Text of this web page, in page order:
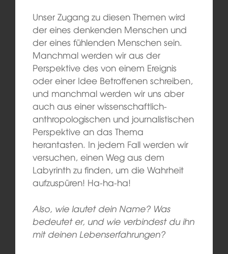
Unser Zugang zu diesen Themen wird
der eines denkenden Menschen und
der eines fühlenden Menschen sein.
Manchmal werden wir aus der
Perspektive des von einem Ereignis
oder einer Idee Betroffenen schreiben,
und manchmal werden wir uns aber
auch aus einer wissenschaftlich-
anthropologischen und journalistischen
Perspektive an das Thema
herantasten. In jedem Fall werden wir
versuchen, einen Weg aus dem
Labyrinth zu finden, um die Wahrheit
aufzuspüren! Ha-ha-ha!
Also, wie lautet dein Name? Was
bedeutet er, und wie verbindest du ihn
mit deinen Lebenserfahrungen?